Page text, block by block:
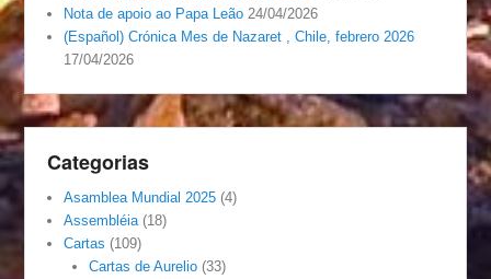
Nota de apoio ao Papa Leão 24/04/2026
(Español) Crónica Mes de Nazaret , Chile, febrero 2026
17/04/2026
Categorias
Asamblea Mundial 2025 (4)
Assembléia (18)
Cartas (109)
Cartas de Aurelio(33)